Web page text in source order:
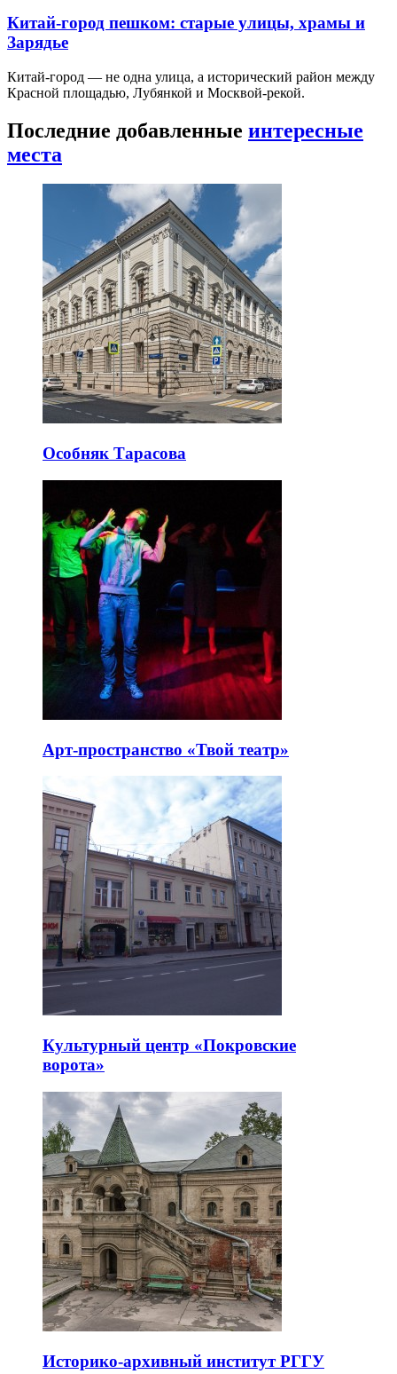
Китай-город пешком: старые улицы, храмы и
Зарядье
Китай-город — не одна улица, а исторический район между
Красной площадью, Лубянкой и Москвой-рекой.
Последние добавленные интересные
места
Особняк Тарасова
Арт-пространство «Твой театр»
Культурный центр «Покровские
ворота»
Историко-архивный институт РГГУ